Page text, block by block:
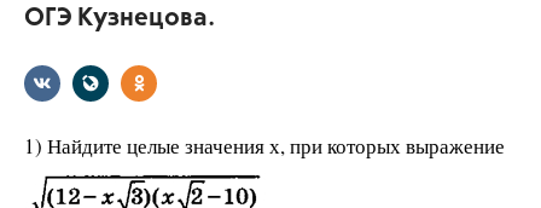
ОГЭ Кузнецова.
1) Найдите целые значения х, при которых выражение